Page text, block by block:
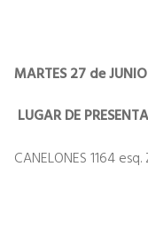
MARTES 27 de
LUGAR DE
CANELONES 1164